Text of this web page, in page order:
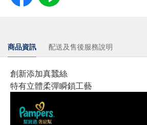
商品資訊 配送及售後服務說明
創新添加真蠶絲
特有立體柔彈瞬鎖工藝